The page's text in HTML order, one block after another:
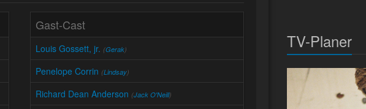
Gast-Cast
Louis Gossett, jr. (Gerak)
Penelope Corrin (Lindsay)
Richard Dean Anderson (Jack O'Neill)
TV-Planer